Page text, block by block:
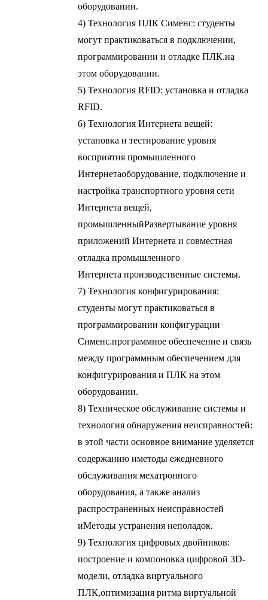
оборудовании.
4) Технология ПЛК Сименс: студенты
могут практиковаться в подключении,
программировании и отладке ПЛК.на
этом оборудовании.
5) Технология RFID: установка и отладка
RFID.
6) Технология Интернета вещей:
установка и тестирование уровня
восприятия промышленного
Интернетаоборудование, подключение и
настройка транспортного уровня сети
Интернета вещей,
промышленныйРазвертывание уровня
приложений Интернета и совместная
отладка промышленного
Интернета производственные системы.
7) Технология конфигурирования:
студенты могут практиковаться в
программировании конфигурации
Сименс.программное обеспечение и связь
между программным обеспечением для
конфигурирования и ПЛК на этом
оборудовании.
8) Техническое обслуживание системы и
технология обнаружения неисправностей:
в этой части основное внимание уделяется
содержанию иметоды ежедневного
обслуживания мехатронного
оборудования, а также анализ
распространенных неисправностей
иМетоды устранения неполадок.
9) Технология цифровых двойников:
построение и компоновка цифровой 3D-
модели, отладка виртуального
ПЛК,оптимизация ритма виртуальной